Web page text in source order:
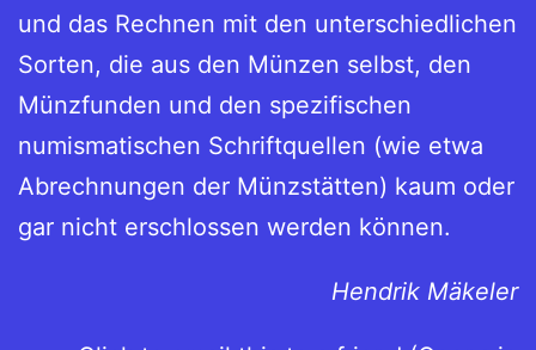
und das Rechnen mit den unterschiedlichen
Sorten, die aus den Münzen selbst, den
Münzfunden und den spezifischen
numismatischen Schriftquellen (wie etwa
Abrechnungen der Münzstätten) kaum oder
gar nicht erschlossen werden können.
Hendrik Mäkeler